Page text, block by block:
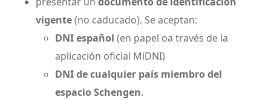
vigente(no caducado). Se aceptan:
DNI español (en papel oa través de la
aplicación oficial MiDNI)
DNI de cualquier país miembro del
espacio Schengen.